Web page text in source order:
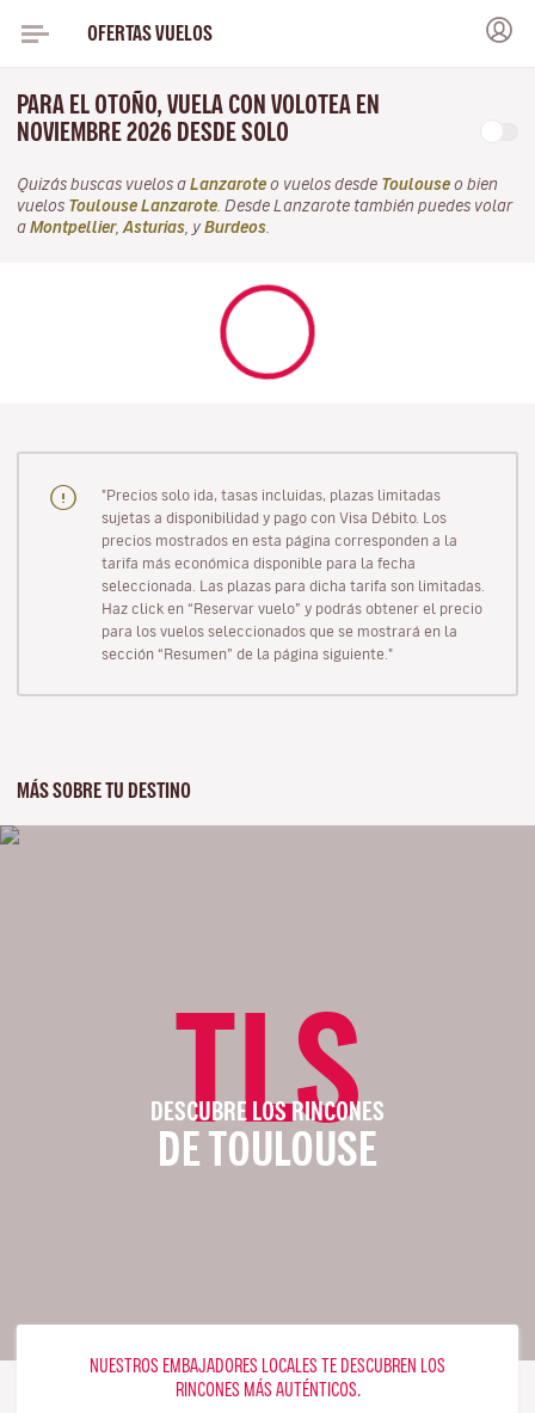
OFERTAS VUELOS
PARA EL OTOÑO, VUELA CON VOLOTEA EN
NOVIEMBRE 2026 DESDE SOLO
Quizás buscas vuelos a Lanzarote o vuelos desde Toulouse o bien
vuelos Toulouse Lanzarote . Desde Lanzarote también puedes volar
a Montpellier, Asturias , y Burdeos
"Precios solo ida, tasas incluidas, plazas limitadas
sujetas a disponibilidad y pago con Visa Débito. Los
precios mostrados en esta página corresponden a la
tarifa más económica disponible para la fecha
seleccionada. Las plazas para dicha tarifa son limitadas.
Haz click en “Reservar vuelo” y podrás obtener el precio
para los vuelos seleccionados que se mostrará en la
sección “Resumen” de la página siguiente."
MÁS SOBRE TU DESTINO
TLS
DESCUBRE LOS RINCONES
DE TOULOUSE
NUESTROS EMBAJADORES LOCALES TE DESCUBREN LOS
RINCONES MÁS AUTÉNTICOS.